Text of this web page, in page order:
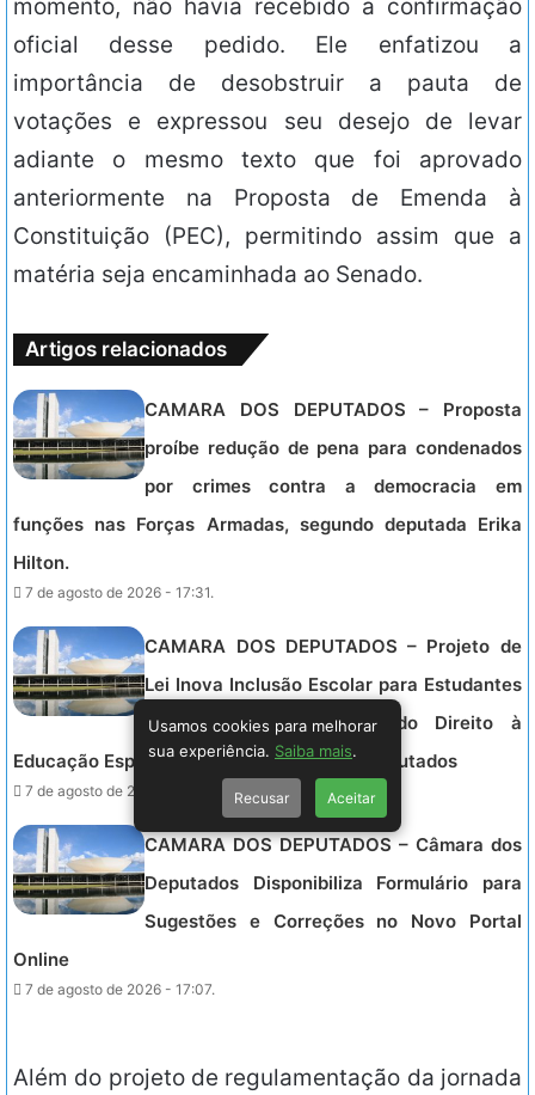
momento, não havia recebido a confirmação
oficial desse pedido. Ele enfatizou a
importância de desobstruir a pauta de
votações e expressou seu desejo de levar
adiante o mesmo texto que foi aprovado
anteriormente na Proposta de Emenda à
Constituição (PEC), permitindo assim que a
matéria seja encaminhada ao Senado.
Artigos relacionados
CAMARA DOS DEPUTADOS – Proposta
proíbe redução de pena para condenados
por crimes contra a democracia em
funções nas Forças Armadas, segundo deputada Erika
Hilton.
7 de agosto de 2026 - 17:31.
CAMARA DOS DEPUTADOS – Projeto de
Lei Inova Inclusão Escolar para Estudantes
com Deficiência, Garantindo Direito à
Educação Especializada na Câmara dos Deputados
7 de agosto de 2026 - 17:19.
CAMARA DOS DEPUTADOS – Câmara dos
Deputados Disponibiliza Formulário para
Sugestões e Correções no Novo Portal
Online
7 de agosto de 2026 - 17:07.
Além do projeto de regulamentação da jornada
Usamos cookies para melhorar
sua experiência. Saiba mais.
Recusar Aceitar